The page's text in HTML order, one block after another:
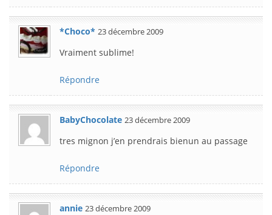
*Choco* 23 décembre 2009
Vraiment sublime!
Répondre
BabyChocolate 23 décembre 2009
tres mignon j’en prendrais bienun au passage
Répondre
annie 23 décembre 2009